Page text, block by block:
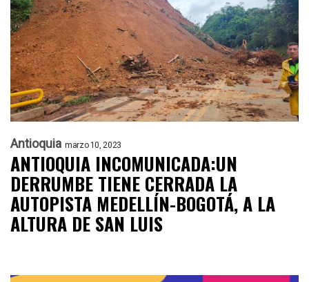
Antioquia marzo 10, 2023
ANTIOQUIA INCOMUNICADA:UN
DERRUMBE TIENE CERRADA LA
AUTOPISTA MEDELLÍN-BOGOTÁ, A LA
ALTURA DE SAN LUIS